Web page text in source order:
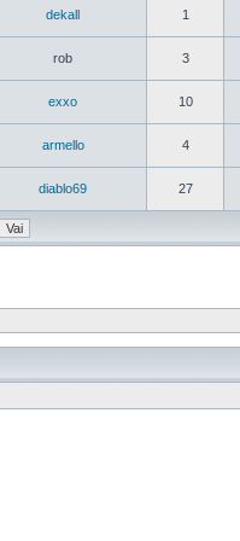
dekall 1
rob 3
exxo 10
armello 4
diablo69 27